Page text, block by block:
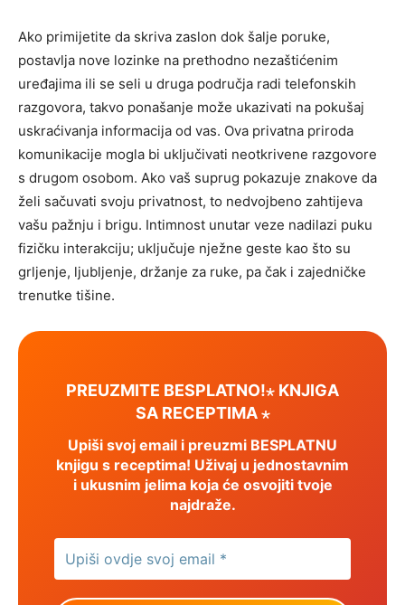
Ako primijetite da skriva zaslon dok šalje poruke,
postavlja nove lozinke na prethodno nezaštićenim
uređajima ili se seli u druga područja radi telefonskih
razgovora, takvo ponašanje može ukazivati ​​na pokušaj
uskraćivanja informacija od vas. Ova privatna priroda
komunikacije mogla bi uključivati ​​neotkrivene razgovore
s drugom osobom. Ako vaš suprug pokazuje znakove da
želi sačuvati svoju privatnost, to nedvojbeno zahtijeva
vašu pažnju i brigu. Intimnost unutar veze nadilazi puku
fizičku interakciju; uključuje nježne geste kao što su
grljenje, ljubljenje, držanje za ruke, pa čak i zajedničke
trenutke tišine.
PREUZMITE BESPLATNO!⋆ KNJIGA
SA RECEPTIMA ⋆
Upiši svoj email i preuzmi BESPLATNU
knjigu s receptima! Uživaj u jednostavnim
i ukusnim jelima koja će osvojiti tvoje
najdraže.